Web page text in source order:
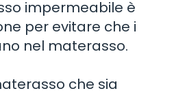
impermeabile è
per evitare che i
nel materasso.
che sia